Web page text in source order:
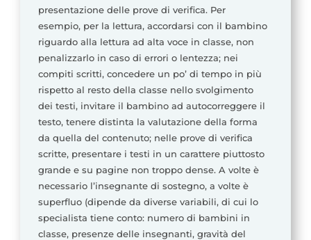
presentazione delle prove di verifica. Per
esempio, per la lettura, accordarsi con il bambino
riguardo alla lettura ad alta voce in classe, non
penalizzarlo in caso di errori o lentezza; nei
compiti scritti, concedere un po’ di tempo in più
rispetto al resto della classe nello svolgimento
dei testi, invitare il bambino ad autocorreggere il
testo, tenere distinta la valutazione della forma
da quella del contenuto; nelle prove di verifica
scritte, presentare i testi in un carattere piuttosto
grande e su pagine non troppo dense. A volte è
necessario l’insegnante di sostegno, a volte è
superfluo (dipende da diverse variabili, di cui lo
specialista tiene conto: numero di bambini in
classe, presenze delle insegnanti, gravità del